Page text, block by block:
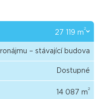
27 119 m
2
– stávající budova
Dostupné
14 087 m
2